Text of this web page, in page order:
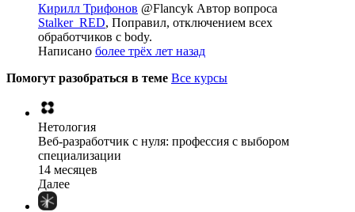
Кирилл Трифонов @Flancyk Автор вопроса
Stalker_RED, Поправил, отключением всех
обработчиков с body.
Написано более трёх лет назад
Помогут разобраться в теме Все курсы
Нетология
Веб-разработчик с нуля: профессия с выбором
специализации
14 месяцев
Далее